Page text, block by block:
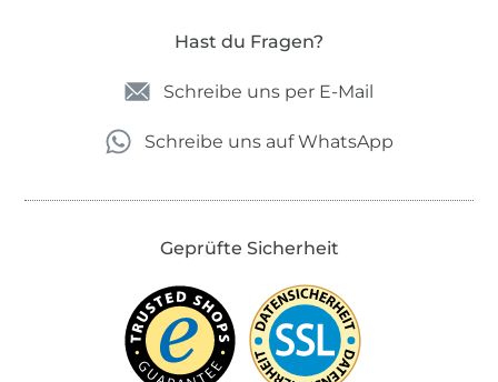
Hast du Fragen?
Schreibe uns per E-Mail
Schreibe uns auf WhatsApp
Geprüfte Sicherheit